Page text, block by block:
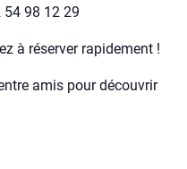
54 98 12 29
à réserver rapidement !
amis pour découvrir